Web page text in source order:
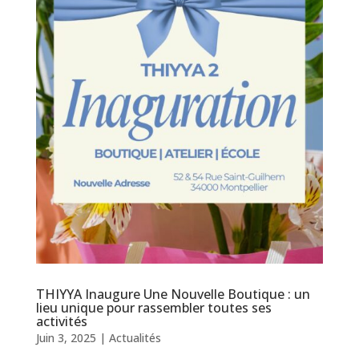
THIYYA Inaugure Une Nouvelle Boutique : un
lieu unique pour rassembler toutes ses
activités
Juin 3, 2025 | Actualités